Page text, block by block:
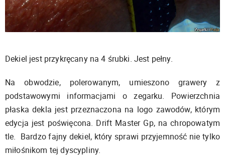
Dekiel jest przykręcany na 4 śrubki. Jest pełny.
Na obwodzie, polerowanym, umieszono grawery z
podstawowymi informacjami o zegarku. Powierzchnia
płaska dekla jest przeznaczona na logo zawodów, którym
edycja jest poświęcona. Drift Master Gp, na chropowatym
tle. Bardzo fajny dekiel, który sprawi przyjemność nie tylko
miłośnikom tej dyscypliny.